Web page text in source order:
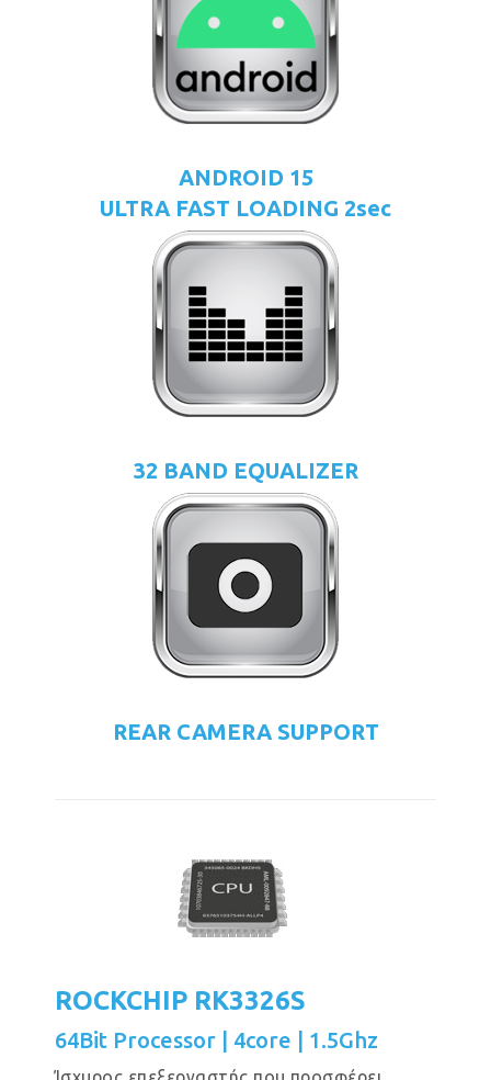
ANDROID 15
ULTRA FAST LOADING 2sec
32 BAND EQUALIZER
REAR CAMERA SUPPORT
ROCKCHIP RK3326S
64Bit Processor | 4core | 1.5Ghz